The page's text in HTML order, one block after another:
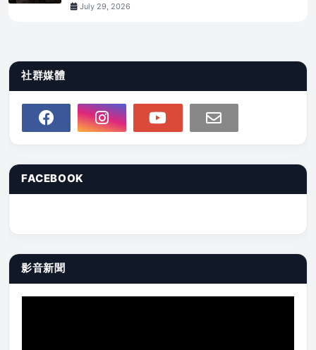
July 29, 2026
社群媒體
FACEBOOK
影音新聞